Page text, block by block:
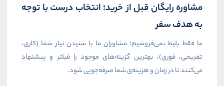
مشاوره رایگان قبل از خرید؛ انتخاب درست با توجه
به هدف سفر
ما فقط بلیط نمی‌فروشیم؛ مشاوران ما با شنیدن نیاز شما (کاری،
تفریحی، فوری)، بهترین گزینه‌های موجود را فیلتر و پیشنهاد
می‌کنند تا در زمان و هزینه‌ی شما صرفه‌جویی شود.